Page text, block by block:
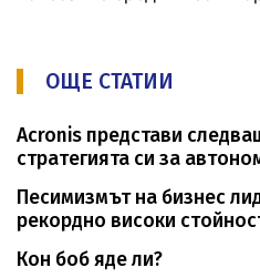
ОЩЕ СТАТИИ
Acronis представи
стратегията си за
Песимизмът на бизнес
рекордно високи
Кон боб яде ли?